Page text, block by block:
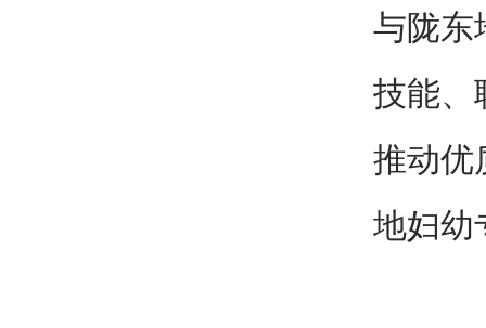
与陇东
技能、
推动优
地妇幼